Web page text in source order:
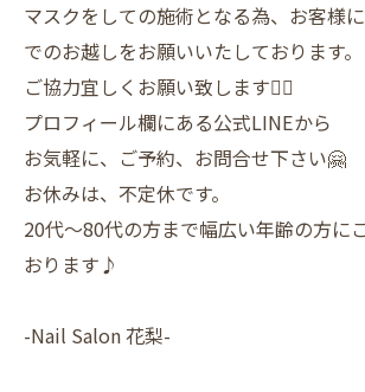
マスクをしての施術となる為、お客様
でのお越しをお願いいたしております。
ご協力宜しくお願い致します🙇‍♀️
プロフィール欄にある公式LINEから
お気軽に、ご予約、お問合せ下さい🤗
お休みは、不定休です。
20代〜80代の方まで幅広い年齢の方に
おります♪
-Nail Salon 花梨-